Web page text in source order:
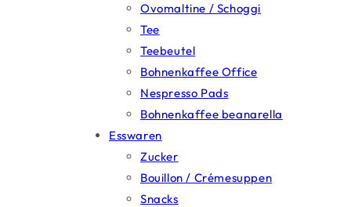
Ovomaltine / Schoggi
Tee
Teebeutel
Bohnenkaffee Office
Nespresso Pads
Bohnenkaffee beanarella
Esswaren
Zucker
Bouillon / Crémesuppen
Snacks